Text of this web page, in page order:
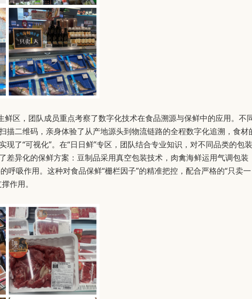
区，团队成员重点考察了数字化技术在食品溯源与保鲜中的应用。不
二维码，亲身体验了从产地源头到物流链路的全程数字化追溯，食材
了“可视化”。在“日日鲜”专区，团队结合专业知识，对不同品类的包装
异化的保鲜方案：豆制品采用真空包装技术，肉禽海鲜运用气调包装
呼吸作用。这种对食品保鲜“栅栏因子”的精准把控，配合严格的“只卖一
作用。